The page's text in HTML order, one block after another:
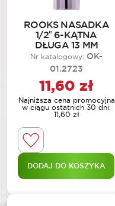
ROOKS NASADKA
1/2″ 6-KĄTNA
DŁUGA 13 MM
Nr katalogowy: OK-
01.2723
11,60 zł
Najniższa cena promocyjna
w ciągu ostatnich 30 dni:
11,60 zł
DODAJ DO KOSZYKA